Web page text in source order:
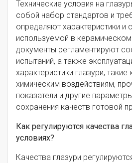
Технические условия на
собой набор стандартов и
определяют характеристики и
используемой в
документы регламентируют
испытаний, а также
характеристики глазури,
химическим воздействиям,
показатели и другие
сохранения качеств готовой
Как регулируются качества
условиях?
Качества глазури